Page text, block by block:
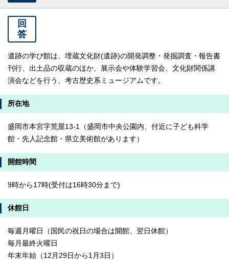
回
答
遺跡の学び館は、埋蔵文化財(遺跡)の開発調整・発掘調査・報告書
刊行、出土品の収蔵のほか、展示会や体験学習会、文化財関係講
演会などを行う、考古歴史系ミュージアムです。
所在地
盛岡市本宮字荒屋13-1（盛岡市中央公園内、付近に子ども科学
館・先人記念館・県立美術館があります）
開館時間
9時から17時(受付は16時30分まで)
休館日
毎週月曜日（国民の祝日の場合は開館、翌日休館）
毎月最終火曜日
年末年始（12月29日から1月3日）